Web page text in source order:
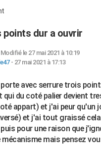
dur a ouvrir
Modifié le 27 mai 2021 à 10:19
- 27 mai 2021 à 17:13
porte avec serrure trois
qui du coté palier devient
appart) et j'ai peur qu'un
et j'ai tout graissé
pour une raison que
mais pensez